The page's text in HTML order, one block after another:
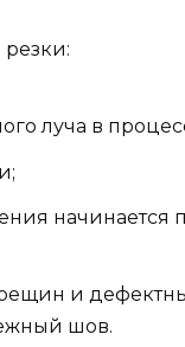
луча в
начинается
и
шов.